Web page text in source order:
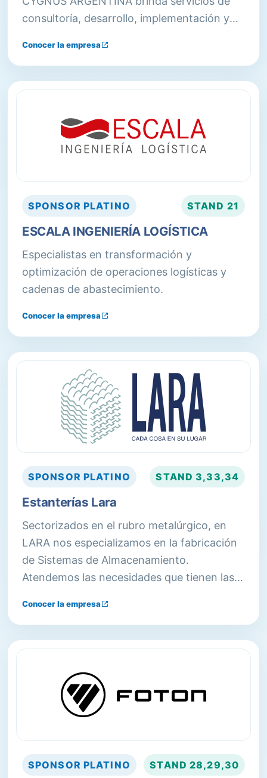
consultoría, desarrollo, implementación y
Gestión de Almacenaje líder en Cono Sur,
región.
Conocer la empresa
SPONSOR PLATINO STAND 21
ESCALA INGENIERÍA LOGÍSTICA
Especialistas en transformación y
optimización de operaciones logísticas y
cadenas de abastecimiento.
Conocer la empresa
SPONSOR PLATINO STAND 3,33,34
Estanterías Lara
Sectorizados en el rubro metalúrgico, en
LARA nos especializamos en la fabricación
de Sistemas de Almacenamiento.
Atendemos las necesidades que tienen las
almacenamiento y brindamos soluciones
productos y servicios a todo tipo de
Argentina.
Conocer la empresa
SPONSOR PLATINO STAND28,29,30